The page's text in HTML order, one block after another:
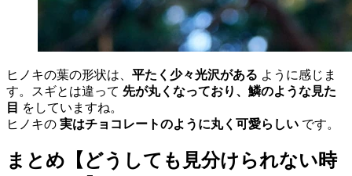
ヒノキの葉の形状は、 平たく少々光沢がある ように感じま
す。スギとは違って 先が丸くなっており、鱗のような見た
目 をしていますね。
ヒノキの 実はチョコレートのように丸く可愛らしい です。
まとめ【どうしても見分けられない時